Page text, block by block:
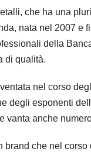
che ha una
nata nel 2007 e
della
di qualità.
nel corso
degli esponenti
vanta anche
brand che nel